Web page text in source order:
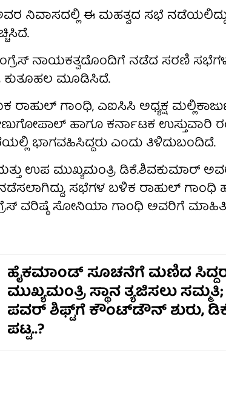
ನಿವಾಸದಲ್ಲಿ ಈ ಮಹತ್ವದ ಸಭೆ ನಡೆಯಲಿದ್ದು,
ನಾಯಕತ್ವದೊಂದಿಗೆ ನಡೆದ ಸರಣಿ
ಕುತೂಹಲ ಮೂಡಿಸಿದೆ.
ಗಾಂಧಿ, ಎಐಸಿಸಿ ಅಧ್ಯಕ್ಷ
ಹಾಗೂ ಕರ್ನಾಟಕ ಉಸ್ತುವಾರಿ
ಭಾಗವಹಿಸಿದ್ದರು ಎಂದು ತಿಳಿದುಬಂದಿದೆ.
ಉಪ ಮುಖ್ಯಮಂತ್ರಿ ಡಿಕೆ.ಶಿವಕುಮಾರ್
ಸಭೆಗಳ ಬಳಿಕ ರಾಹುಲ್ ಗಾಂಧಿ
ವರಿಷ್ಠೆ ಸೋನಿಯಾ ಗಾಂಧಿ ಅವರಿಗೆ ಮಾಹಿತಿ
ಹೈಕಮಾಂಡ್ ಸೂಚನೆಗೆ ಮಣಿದ
ಮುಖ್ಯಮಂತ್ರಿ ಸ್ಥಾನ ತ್ಯಜಿಸಲು
ಪವರ್ ಶಿಫ್ಟ್‌ಗೆ ಕೌಂಟ್‌ಡೌನ್ ಶುರು,
ಪಟ್ಟ..?